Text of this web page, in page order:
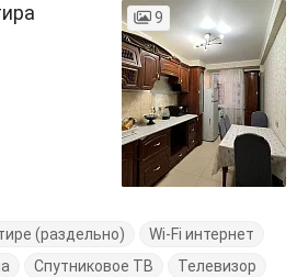
9
(раздельно)
Wi-Fi интернет
Спутниковое ТВ
Телевизор